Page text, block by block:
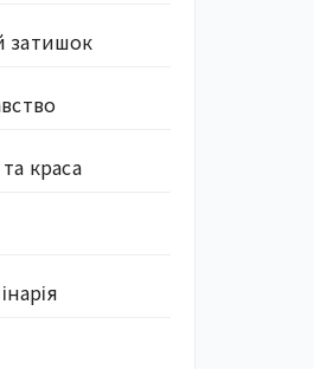
затишок
краса